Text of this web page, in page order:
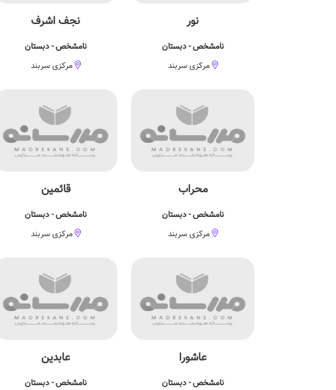
نور
نامشخص - دبستان
مرکزی سربند
نجف اشرف
نامشخص - دبستان
مرکزی سربند
محراب
نامشخص - دبستان
مرکزی سربند
قائمین
نامشخص - دبستان
مرکزی سربند
عاشورا
نامشخص - دبستان
عابدین
نامشخص - دبستان